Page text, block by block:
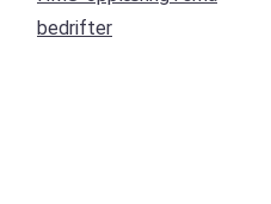
bedrifter